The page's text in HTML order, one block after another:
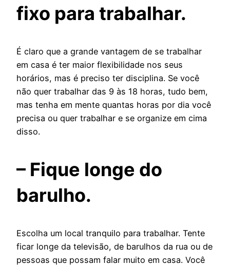
fixo para trabalhar.
É claro que a grande vantagem de se trabalhar
em casa é ter maior flexibilidade nos seus
horários, mas é preciso ter disciplina. Se você
não quer trabalhar das 9 às 18 horas, tudo bem,
mas tenha em mente quantas horas por dia você
precisa ou quer trabalhar e se organize em cima
disso.
– Fique longe do
barulho.
Escolha um local tranquilo para trabalhar. Tente
ficar longe da televisão, de barulhos da rua ou de
pessoas que possam falar muito em casa. Você